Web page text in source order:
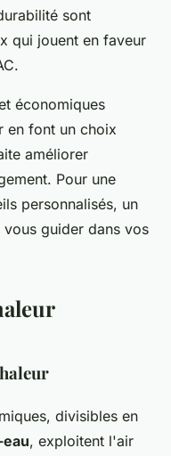
sont
qui jouent en faveur
économiques
en font un choix
améliorer
Pour une
personnalisés, un
guider dans vos
divisibles en
, exploitent l'air